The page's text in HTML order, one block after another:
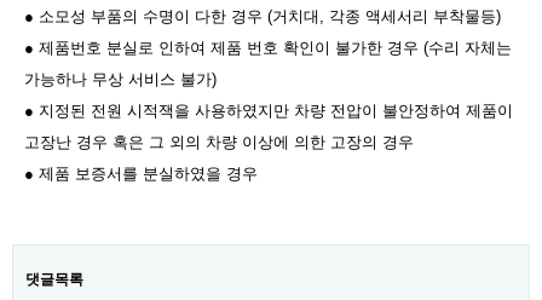
● 소모성 부품의 수명이 다한 경우 (거치대, 각종 액세서리 부착물등)
● 제품번호 분실로 인하여 제품 번호 확인이 불가한 경우 (수리 자체는
가능하나 무상 서비스 불가)
● 지정된 전원 시적잭을 사용하였지만 차량 전압이 불안정하여 제품이
고장난 경우 혹은 그 외의 차량 이상에 의한 고장의 경우
● 제품 보증서를 분실하였을 경우
댓글목록